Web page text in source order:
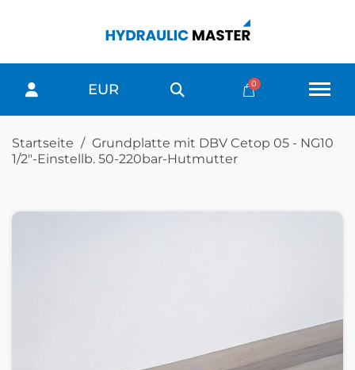
EUR
Startseite
Grundplatte mit DBV Cetop 05 - NG10
1/2"-Einstellb. 50-220bar-Hutmutter